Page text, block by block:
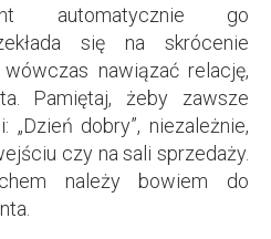
automatycznie go
się na skrócenie
nawiązać relację,
Pamiętaj, żeby zawsze
„Dzień dobry”, niezależnie,
czy na sali sprzedaży.
należy bowiem do